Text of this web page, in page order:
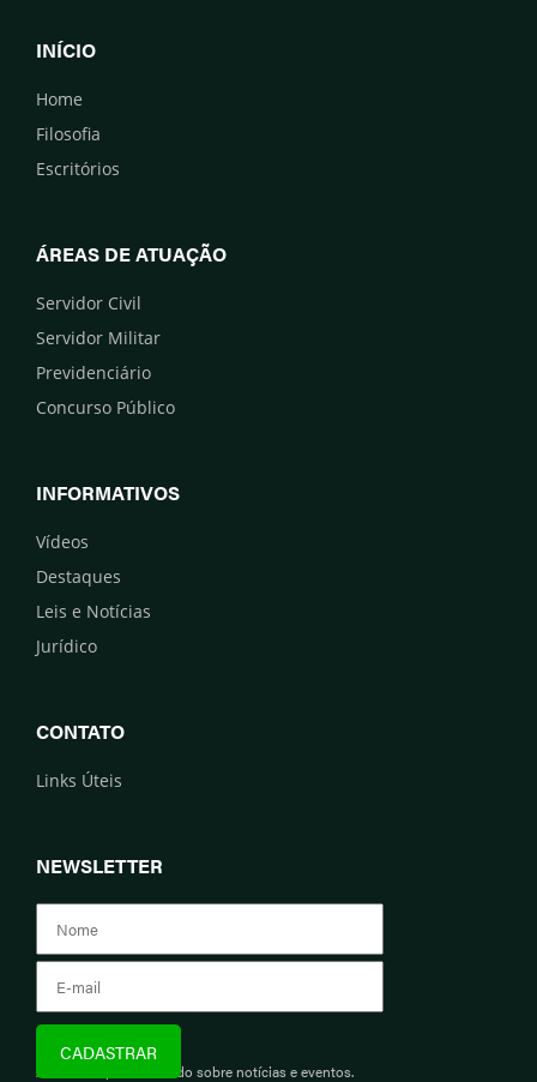
INÍCIO
Home
Filosofia
Escritórios
ÁREAS DE ATUAÇÃO
Servidor Civil
Servidor Militar
Previdenciário
Concurso Público
INFORMATIVOS
Vídeos
Destaques
Leis e Notícias
Jurídico
CONTATO
Links Úteis
NEWSLETTER
Assine e fique informado sobre notícias e eventos.